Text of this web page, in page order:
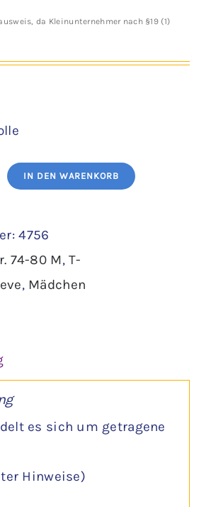
da Kleinunternehmer nach §19 (1)
IN DEN WARENKORB
4756
74-80 M,T-
, Mädchen
es sich um getragene
Hinweise)